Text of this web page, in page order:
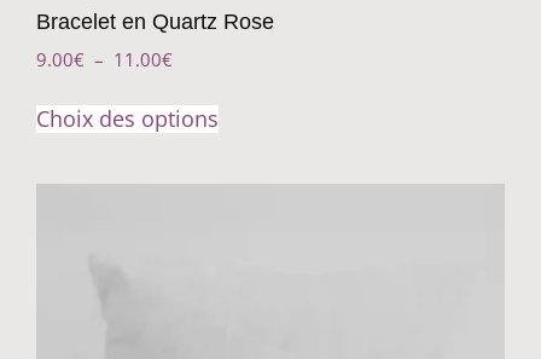
Bracelet en Quartz Rose
9.00€ – 11.00€
Choix des options